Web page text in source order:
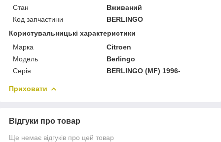
Стан
Вживаний
Код запчастини
BERLINGO
Користувальницькі характеристики
Марка
Citroen
Модель
Berlingo
Серія
BERLINGO (MF) 1996-
Приховати
Відгуки про товар
Ще немає відгуків про цей товар